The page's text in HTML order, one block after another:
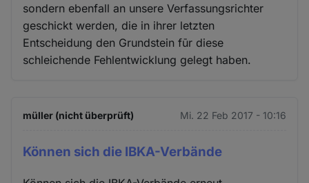
sondern ebenfall an unsere Verfassungsrichter
geschickt werden, die in ihrer letzten
Entscheidung den Grundstein fūr diese
schleichende Fehlentwicklung gelegt haben.
müller (nicht überprüft) Mi. 22 Feb 2017 - 10:16
Können sich die IBKA-Verbände